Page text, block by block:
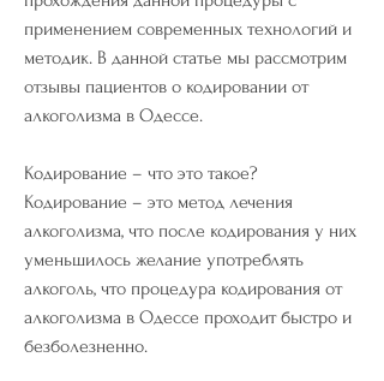
применением современных технологий и
методик. В данной статье мы рассмотрим
отзывы пациентов о кодировании от
алкоголизма в Одессе.
Кодирование – что это такое?
Кодирование – это метод лечения
алкоголизма, что после кодирования у них
уменьшилось желание употреблять
алкоголь, что процедура кодирования от
алкоголизма в Одессе проходит быстро и
безболезненно.